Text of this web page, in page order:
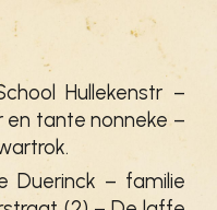
Hullekenstr –
en tante nonneke –
Duerinck – familie